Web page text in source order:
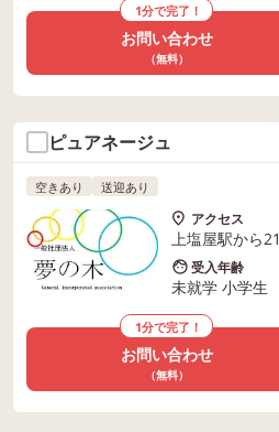
1分で完了！
お問い合わせ
（無料）
ピュアネージュ
空きあり 送迎あり
アクセス
上塩屋駅から
受入年齢
未就学 小学生
1分で完了！
お問い合わせ
（無料）